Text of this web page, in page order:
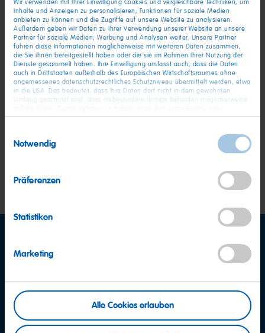
Wir verwenden mit Ihrer Einwilligung Cookies und vergleichbare Techniken, um
Inhalte und Anzeigen zu personalisieren, Funktionen für soziale Medien
anbieten zu können und die Zugriffe auf unsere Website zu analysieren.
Außerdem geben wir Daten zu Ihrer Verwendung unserer Website an unsere
Partner für soziale Medien, Werbung und Analysen weiter. Unsere Partner
führen diese Informationen möglicherweise mit weiteren Daten zusammen,
die Sie ihnen bereitgestellt haben oder die sie im Rahmen Ihrer Nutzung der
Dienste gesammelt haben. Ihre Einwilligung umfasst auch, dass die Daten
auch in Drittstaaten außerhalb des Europäischen Wirtschaftsraumes ohne
angemessenes datenschutzrechtliches Schutzniveau übermittelt werden, etwa
in die USA. Das bedeutet, dass Ihre Daten dort nicht in dem gewohnten
Umfang geschützt sind, dass insbesondere dortige Behörden möglicherweise
Rechtsbehelfe zur Verfügung stehen. Sie haben das Rechts, Ihre Einwilligung
finden Sie detaillierten Informationen zur Verarbeitung
Ihrer Daten und zum Widerruf Ihrer Einwilligung. Unser Impressum finden Sie
Notwendig
Präferenzen
Statistiken
Marketing
Alle Cookies erlauben
2020
Bild (JPG)